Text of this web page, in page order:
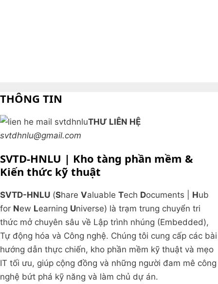
THÔNG TIN
THƯ LIÊN HỆ
svtdhnlu@gmail.com
SVTD-HNLU | Kho tàng phần mềm &
Kiến thức kỹ thuật
SVTD-HNLU (Share Valuable Tech Documents | Hub
for New Learning Universe) là trạm trung chuyển tri
thức mở chuyên sâu về Lập trình nhúng (Embedded),
Tự động hóa và Công nghệ. Chúng tôi cung cấp các bài
hướng dẫn thực chiến, kho phần mềm kỹ thuật và mẹo
IT tối ưu, giúp cộng đồng và những người đam mê công
nghệ bứt phá kỹ năng và làm chủ dự án.